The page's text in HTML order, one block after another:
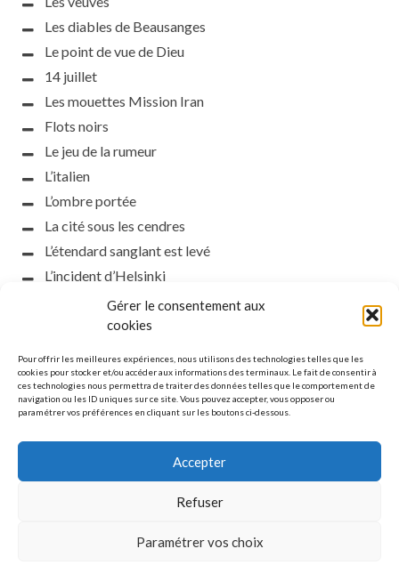
Gérer le consentement aux
cookies
Pour offrir les meilleures expériences, nous utilisons des technologies telles que les
cookies pour stocker et/ou accéder aux informations des terminaux. Le fait de consentir à
ces technologies nous permettra de traiter des données telles que le comportement de
navigation ou les ID uniques sur ce site. Vous pouvez accepter, vous opposer ou
paramétrer vos préférences en cliquant sur les boutons ci-dessous.
Accepter
Refuser
Paramétrer vos choix
Les diables de Beausanges
Le point de vue de Dieu
14 juillet
Les mouettes Mission Iran
Flots noirs
Le jeu de la rumeur
L’italien
L’ombre portée
La cité sous les cendres
L’étendard sanglant est levé
L’incident d’Helsinki
la petite fasciste
Toutes les nuances de la nuit
Que s’obscurcissent le soleil et la lumière
Le silence
MENTIONS LÉGALES